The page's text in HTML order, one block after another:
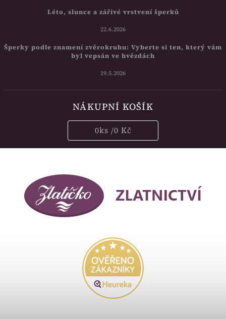
Léto, slunce a zářivé vrstvení šperků
22.6.2026
Šperky podle znamení zvěrokruhu: Vyberte si ten, který vám
byl vepsán ve hvězdách
19.5.2026
NÁKUPNÍ KOŠÍK
0ks /0 Kč